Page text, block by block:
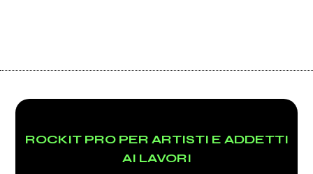
ROCKIT PRO PER ARTISTI E ADDETTI
AI LAVORI